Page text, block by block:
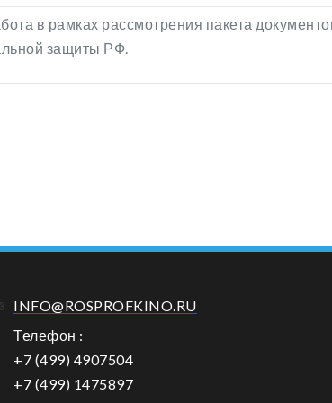
в рамках рассмотрения пакета
защиты РФ.
INFO@ROSPROFKINO.RU
Телефон :
+7 (499) 4907504
+7 (499) 1475897